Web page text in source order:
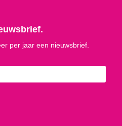
per jaar een nieuwsbrief.